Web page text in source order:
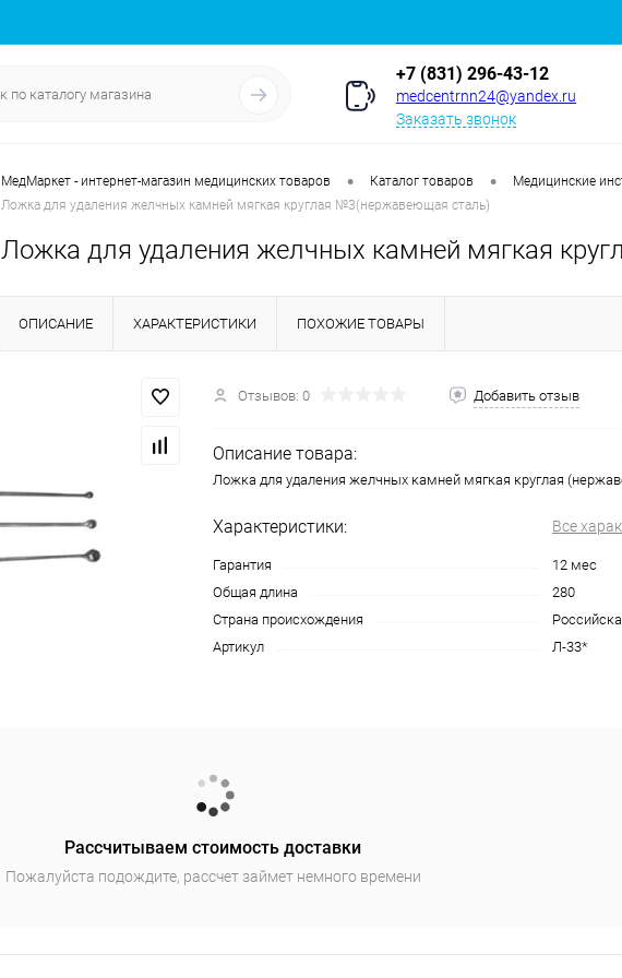
+7 (831) 296-43-12
medcentrnn24@yandex.ru
Заказать звонок
МедМаркет - интернет-магазин медицинских товаров • Каталог товаров • Медицинские
Ложка для удаления желчных камней мягкая круглая №3(нержавеющая сталь)
Ложка для удаления желчных камней мягкая
ОПИСАНИЕ ХАРАКТЕРИСТИКИ ПОХОЖИЕ ТОВАРЫ
Отзывов: 0 Добавить отзыв
Описание товара:
Ложка для удаления желчных камней мягкая круглая
Характеристики: Все
Гарантия
12 мес
Общая длина
280
Страна происхождения
Артикул
Л-33*
Рассчитываем стоимость доставки
Пожалуйста подождите, рассчет займет немного времени